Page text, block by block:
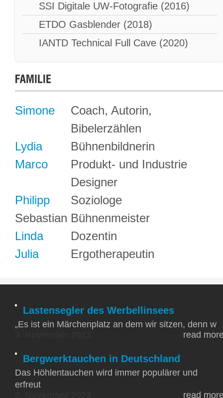
SSI Digitale UW-Fotografie (2016)
ETDO Gasblender (2018)
IANTD Technical Full Cave (2020)
Simone
Coach, Autorin,
Bibelerzählen
Lydia
Bühnenbildnerin
Marco
Produkt- und Industrie
Designer
Philipp
Soziologe
Sebastian Bühnenmeister
Linda
Dozentin
Julia
Ergotherapeutin
Lastensegler des Werbellinsees
„Es ist ein Märchenplatz an dem wir sitzen, denn w
read
Bergwerktauchen in Deutschland
Das Höhlentauchen wird immer populärer und
erfreut
read